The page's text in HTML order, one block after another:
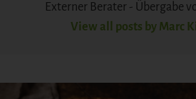
Externer Berater - Übergabe
View all posts by Marc